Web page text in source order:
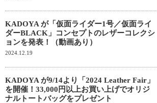
KADOYA が「仮面ライダー1号／仮面ライ
ダーBLACK」コンセプトのレザーコレクシ
ョンを発表！（動画あり）
2024.12.19
KADOYA が9/14より「2024 Leather Fair」
を開催！33,000円以上お買い上げでオリジ
ナルトートバッグをプレゼント